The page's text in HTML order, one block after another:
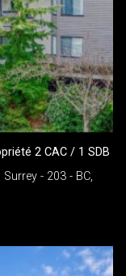
2 CAC / 1 SDB
- 203 - BC,